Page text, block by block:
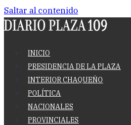
Saltar al contenido
INICIO
PRESIDENCIA DE LA PLAZA
INTERIOR CHAQUEÑO
POLÍTICA
NACIONALES
PROVINCIALES